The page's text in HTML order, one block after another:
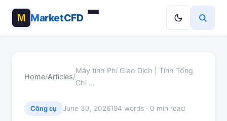
MarketCFD
Home/Articles/
Máy tính Phí Giao Dịch | Tính Tổng
Chi …
Công cụ June 30, 2026194 words · 0 min read